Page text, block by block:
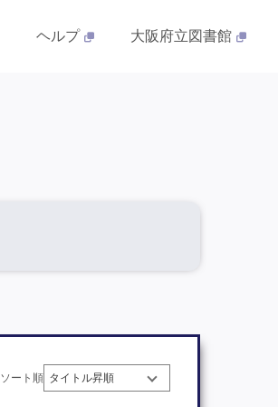
ヘルプ 大阪府立図書館
ソート順